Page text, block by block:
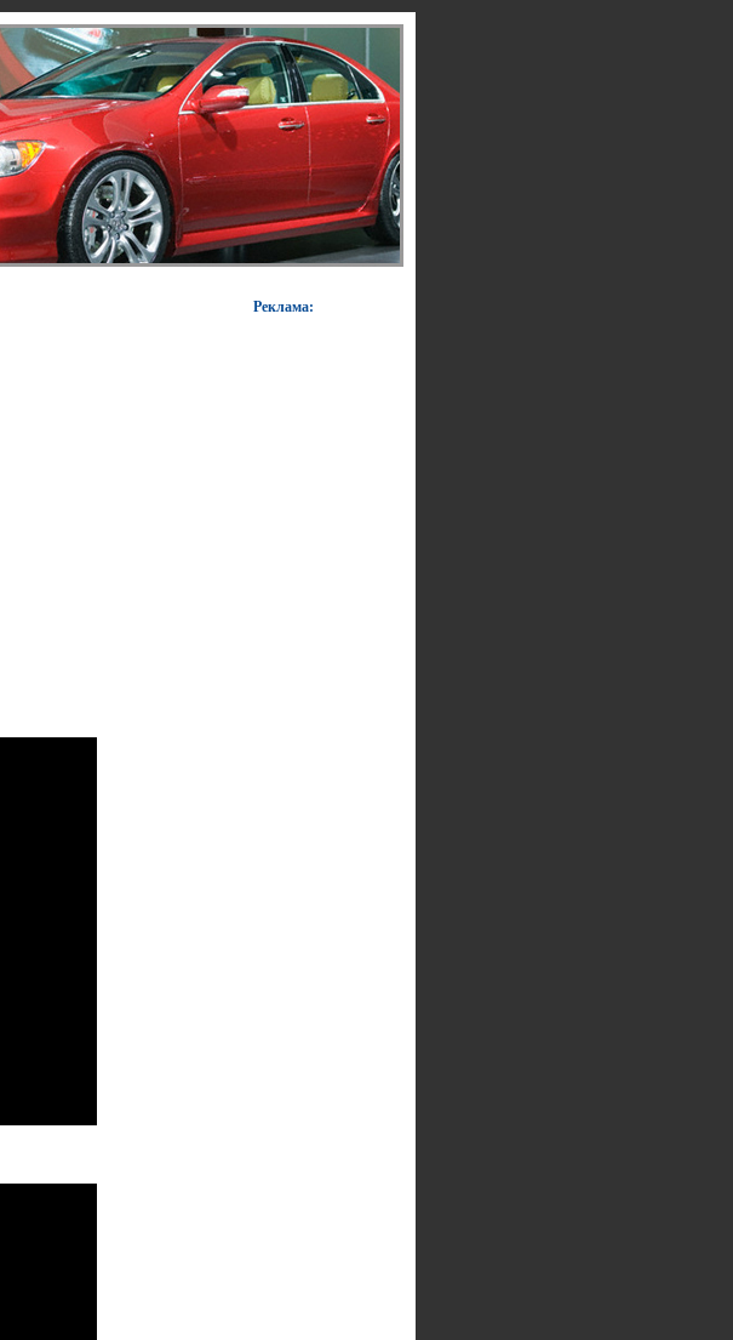
Реклама: